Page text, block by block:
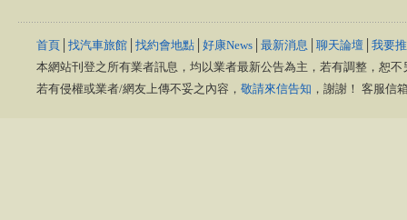
首頁 找汽車旅館 找約會地點 好康News 最新消息 聊天論壇 我要
本網站刊登之所有業者訊息，均以業者最新公告為主，若有調整，恕
若有侵權或業者/網友上傳不妥之內容， 敬請來信告知 ，謝謝！ 客服信